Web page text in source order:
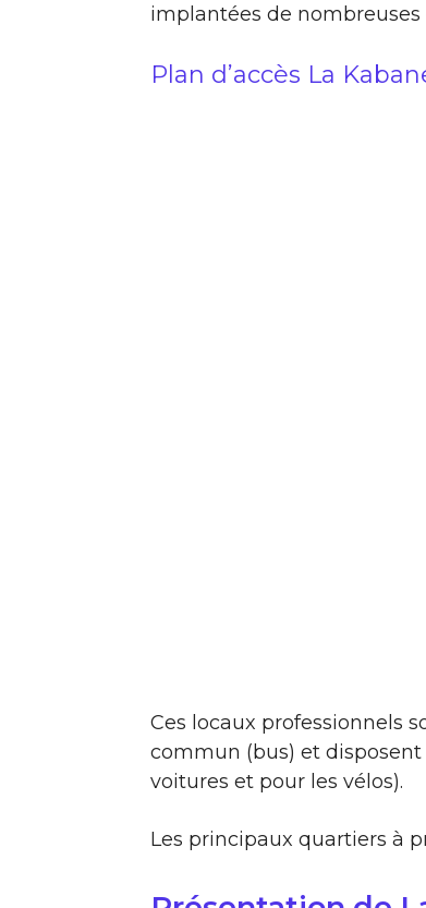
implantées de nombreuses
Plan d’accès La
Ces locaux professionnels
commun (bus) et
voitures et pour les vélos).
Les principaux quartiers à